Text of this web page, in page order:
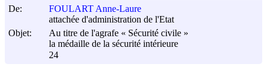
De:
FOULART Anne-Laure
attachée d'administration de l'Etat
Objet:
Au titre de l'agrafe « Sécurité civile »
la médaille de la sécurité intérieure
24